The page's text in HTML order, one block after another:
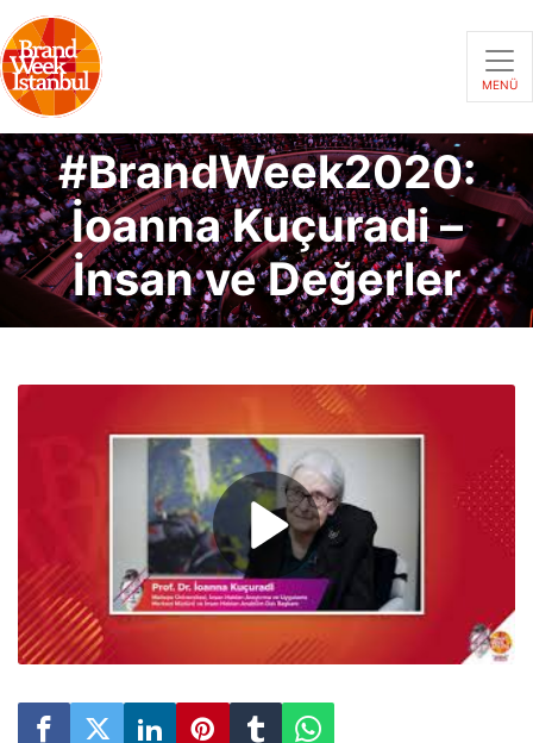
MENÜ
#BrandWeek2020:
İoanna Kuçuradi –
İnsan ve Değerler